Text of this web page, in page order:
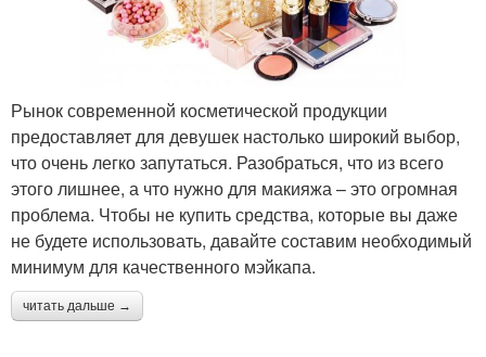
Рынок современной косметической продукции
предоставляет для девушек настолько широкий выбор,
что очень легко запутаться. Разобраться, что из всего
этого лишнее, а что нужно для макияжа – это огромная
проблема. Чтобы не купить средства, которые вы даже
не будете использовать, давайте составим необходимый
минимум для качественного мэйкапа.
читать дальше →